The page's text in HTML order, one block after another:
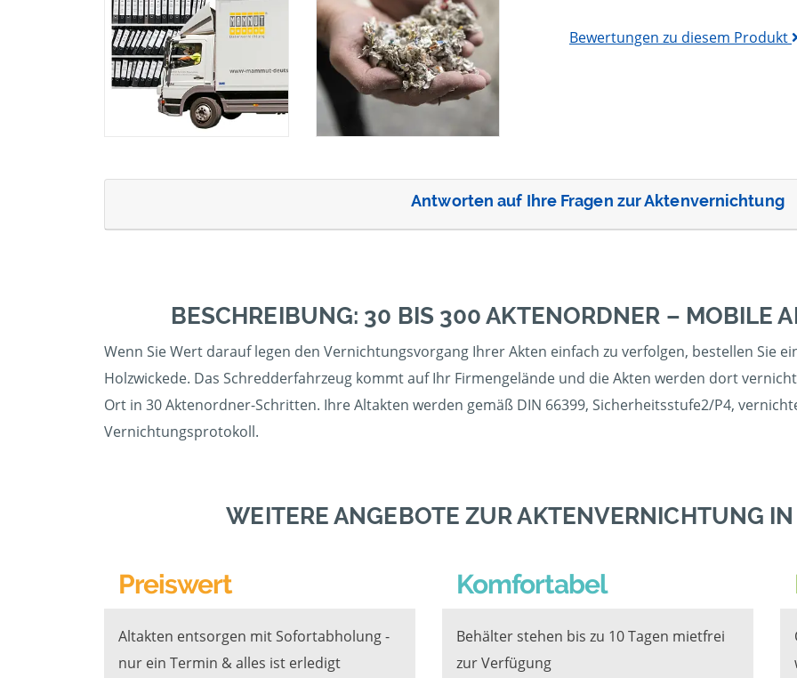
Bewertungen zu diesem Produkt
Antworten auf Ihre Fragen zur Aktenvernichtung
BESCHREIBUNG: 30 BIS 300 AKTENORDNER – MOBILE
Wenn Sie Wert darauf legen den Vernichtungsvorgang Ihrer Akten einfach zu verfolgen, bestellen Sie
Holzwickede. Das Schredderfahrzeug kommt auf Ihr Firmengelände und die Akten werden dort
Ort in 30 Aktenordner-Schritten. Ihre Altakten werden gemäß DIN 66399, Sicherheitsstufe2/P4,
Vernichtungsprotokoll.
WEITERE ANGEBOTE ZUR AKTENVERNICHTUNG
Preiswert
Altakten entsorgen mit Sofortabholung -
nur ein Termin & alles ist erledigt
Komfortabel
Behälter stehen bis zu 10 Tagen mietfrei
zur Verfügung